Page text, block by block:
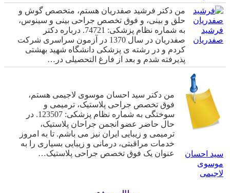
فرشید
صفدریان
من دکتر فرشید صفدریان هستم، متخصص گوش و
حلق و بینی، و فوق تخصص جراحی بینی و سینوس،
به شماره نظام پزشکی: 74721. درباره دکتر
صفدریان در سال 1370 در آزمون سراسری شرکت
کردم و در رشته ی پزشکی دانشگاه شهید بهشتی
پذیرفته شدم و بعد از فارغ التحصیلی در…
سید احسان
موسوی
لاجیمی
من دکتر سید احسان موسوی لاجیمی هستم،
فوق تخصص جراحی پلاستیک، ترمیمی و
سوختگی به شماره نظام پزشکی: 123507. در
حال حاضر عضو انجمن جراحان پلاستیک،
ترمیمی و زیبایی ایران نیز می باشم. تا به امروز
خدمات مراقبتی، درمانی و زیبایی بسیاری را به
عنوان یک فوق تخصص جراحی پلاستیک…